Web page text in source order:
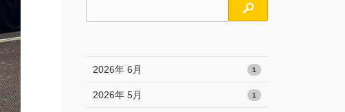
検索
2026年 6月 1
2026年 5月 1